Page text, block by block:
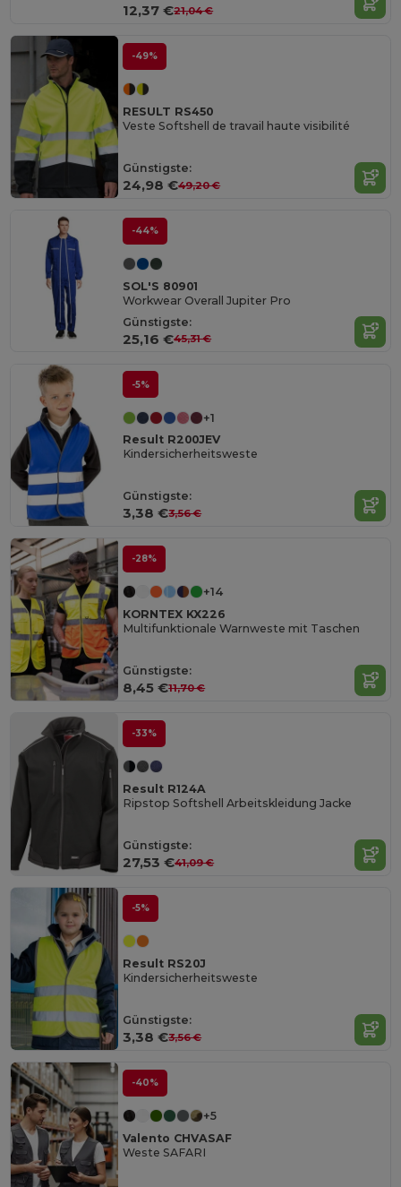
12,37 €21,04 €
-49%
RESULT RS450
Veste Softshell de travail haute visibilité
Günstigste:
24,98 €49,20 €
-44%
SOL'S 80901
Workwear Overall Jupiter Pro
Günstigste:
25,16 €45,31 €
-5%
+1
Result R200JEV
Kindersicherheitsweste
Günstigste:
3,38 €3,56 €
-28%
+14
KORNTEX KX226
Multifunktionale Warnweste mit Taschen
Günstigste:
8,45 €11,70 €
-33%
Result R124A
Ripstop Softshell Arbeitskleidung Jacke
Günstigste:
27,53 €41,09 €
-5%
Result RS20J
Kindersicherheitsweste
Günstigste:
3,38 €3,56 €
-40%
+5
Valento CHVASAF
Weste SAFARI